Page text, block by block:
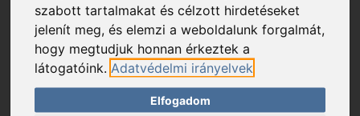
szabott tartalmakat és célzott hirdetéseket
jelenít meg, és elemzi a weboldalunk forgalmát,
hogy megtudjuk honnan érkeztek a
látogatóink. Adatvédelmi irányelvek
Elfogadom
Export karton: 8 db
KOSÁRBA
KEDVENC